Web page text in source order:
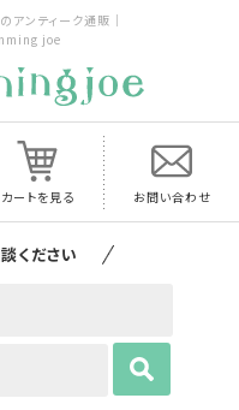
アンティーク通販｜
joe
カートを見る お問い合わせ
で負担いたします